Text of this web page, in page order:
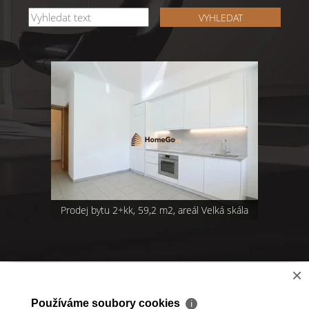
VYHLEDAT
Prodej bytu 2+kk, 59,2 m2, areál Velká skála
×
Používáme soubory cookies ℹ